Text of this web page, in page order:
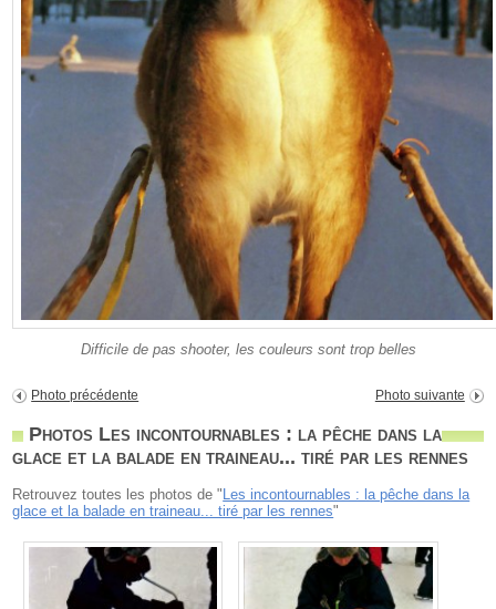
Difficile de pas shooter, les couleurs sont trop belles
Photo précédente Photo suivante
Photos Les incontournables : la pêche dans la
glace et la balade en traineau... tiré par les rennes
Retrouvez toutes les photos de " Les incontournables : la pêche dans la
glace et la balade en traineau... tiré par les rennes"